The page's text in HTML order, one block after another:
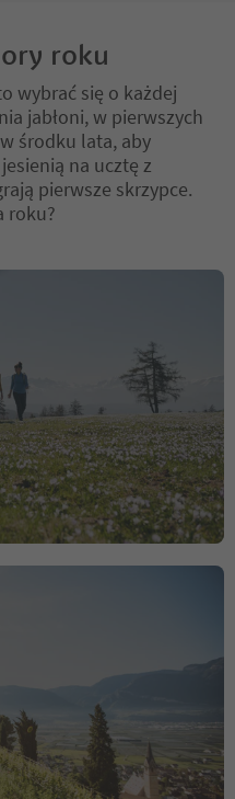
roku
wybrać się o każdej
jabłoni, w pierwszych
środku lata, aby
na ucztę z
pierwsze skrzypce.
roku?